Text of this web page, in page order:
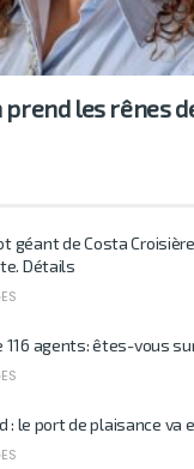
prend les rênes
géant de Costa
Détails
116 agents: êtes-vous
: le port de plaisance va